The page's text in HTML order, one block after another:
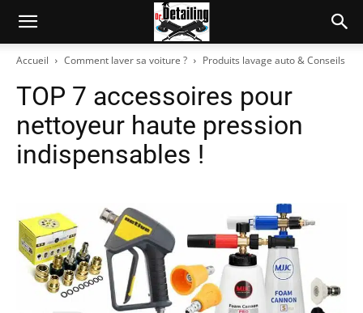
Accueil Comment laver sa voiture ? Produits lavage auto & Conseils
TOP 7 accessoires pour
nettoyeur haute pression
indispensables !